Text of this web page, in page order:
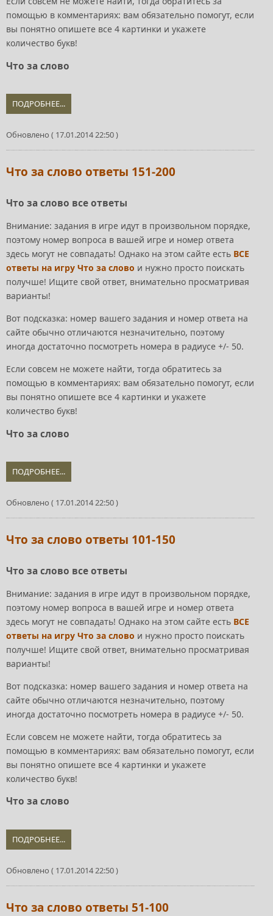
помощью в комментариях: вам обязательно помогут, если
вы понятно опишете все 4 картинки и укажете
количество букв!
Что за слово
ПОДРОБНЕЕ...
Обновлено ( 17.01.2014 22:50 )
Что за слово ответы 151-200
Что за слово все ответы
Внимание: задания в игре идут в произвольном порядке,
поэтому номер вопроса в вашей игре и номер ответа
здесь могут не совпадать! Однако на этом сайте есть ВСЕ
ответы на игру Что за слово и нужно просто поискать
получше! Ищите свой ответ, внимательно просматривая
варианты!
Вот подсказка: номер вашего задания и номер ответа на
сайте обычно отличаются незначительно, поэтому
иногда достаточно посмотреть номера в радиусе +/- 50.
Если совсем не можете найти, тогда обратитесь за
помощью в комментариях: вам обязательно помогут, если
вы понятно опишете все 4 картинки и укажете
количество букв!
Что за слово
ПОДРОБНЕЕ...
Обновлено ( 17.01.2014 22:50 )
Что за слово ответы 101-150
Что за слово все ответы
Внимание: задания в игре идут в произвольном порядке,
поэтому номер вопроса в вашей игре и номер ответа
здесь могут не совпадать! Однако на этом сайте есть ВСЕ
ответы на игру Что за слово и нужно просто поискать
получше! Ищите свой ответ, внимательно просматривая
варианты!
Вот подсказка: номер вашего задания и номер ответа на
сайте обычно отличаются незначительно, поэтому
иногда достаточно посмотреть номера в радиусе +/- 50.
Если совсем не можете найти, тогда обратитесь за
помощью в комментариях: вам обязательно помогут, если
вы понятно опишете все 4 картинки и укажете
количество букв!
Что за слово
ПОДРОБНЕЕ...
Обновлено ( 17.01.2014 22:50 )
Что за слово ответы 51-100